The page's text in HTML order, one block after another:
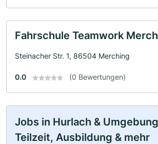
Fahrschule Teamwork
Steinacher Str. 1, 86504 Merching
0.0 (0 Bewertungen)
Jobs in Hurlach &
Teilzeit, Ausbildung & mehr